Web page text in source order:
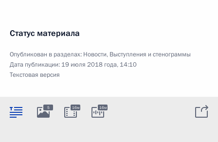
Статус материала
Опубликован в разделах: Новости, Выступления и стенограммы
Дата публикации: 19 июля 2018 года, 14:10
Текстовая версия
5 16м 16м